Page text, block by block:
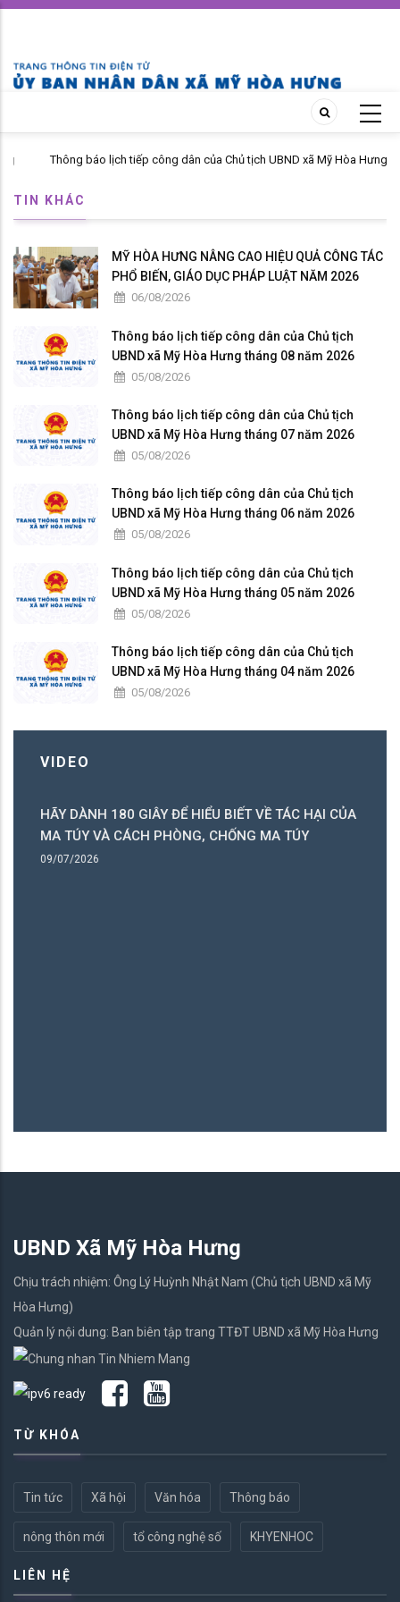
Skip
content
Thông báo lịch tiếp công dân của Chủ tịch UBND xã Mỹ Hòa Hưng
TIN KHÁC
MỸ HÒA HƯNG NÂNG CAO HIỆU QUẢ CÔNG TÁC
PHỔ BIẾN, GIÁO DỤC PHÁP LUẬT NĂM 2026
06/08/2026
Thông báo lịch tiếp công dân của Chủ tịch
UBND xã Mỹ Hòa Hưng tháng 08 năm 2026
05/08/2026
Thông báo lịch tiếp công dân của Chủ tịch
UBND xã Mỹ Hòa Hưng tháng 07 năm 2026
05/08/2026
Thông báo lịch tiếp công dân của Chủ tịch
UBND xã Mỹ Hòa Hưng tháng 06 năm 2026
05/08/2026
Thông báo lịch tiếp công dân của Chủ tịch
UBND xã Mỹ Hòa Hưng tháng 05 năm 2026
05/08/2026
Thông báo lịch tiếp công dân của Chủ tịch
UBND xã Mỹ Hòa Hưng tháng 04 năm 2026
05/08/2026
VIDEO
HÃY DÀNH 180 GIÂY ĐỂ HIỂU BIẾT VỀ TÁC HẠI CỦA
MA TÚY VÀ CÁCH PHÒNG, CHỐNG MA TÚY
09/07/2026
UBND Xã Mỹ Hòa Hưng
Chịu trách nhiệm: Ông Lý Huỳnh Nhật Nam (Chủ tịch UBND xã Mỹ
Hòa Hưng)
Quản lý nội dung: Ban biên tập trang TTĐT UBND xã Mỹ Hòa Hưng
TỪ KHÓA
Tin tức Xã hội Văn hóa Thông báo
nông thôn mới tổ công nghệ số KHYENHOC
LIÊN HỆ